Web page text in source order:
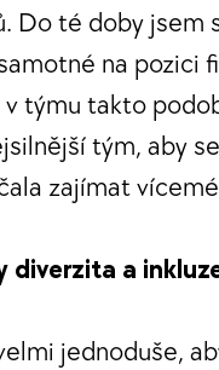
Do té doby
na pozici
týmu takto
tým, aby
zajímat
diverzita a
jednoduše,